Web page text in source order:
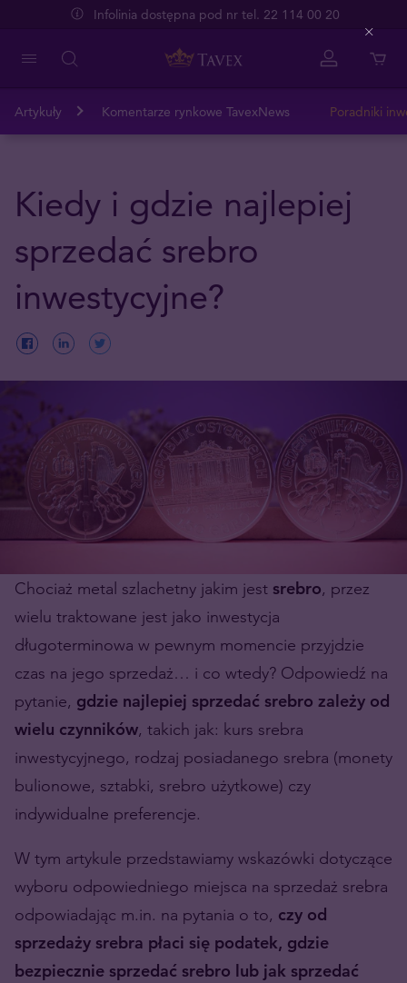
Infolinia dostępna pod nr tel. 22 114 00 20
Artykuły Komentarze rynkowe TavexNews Poradniki
Kiedy i gdzie najlepiej
sprzedać srebro
inwestycyjne?
Chociaż metal szlachetny jakim jest srebro, przez
wielu traktowane jest jako inwestycja
długoterminowa w pewnym momencie przyjdzie
czas na jego sprzedaż… i co wtedy? Odpowiedź na
pytanie, gdzie najlepiej sprzedać srebro zależy od
wielu czynników, takich jak: kurs srebra
inwestycyjnego, rodzaj posiadanego srebra (monety
bulionowe, sztabki, srebro użytkowe) czy
indywidualne preferencje.
W tym artykule przedstawiamy wskazówki dotyczące
wyboru odpowiedniego miejsca na sprzedaż srebra
odpowiadając m.in. na pytania o to, czy od
sprzedaży srebra płaci się podatek, gdzie
bezpiecznie sprzedać srebro lub jak sprzedać
Close